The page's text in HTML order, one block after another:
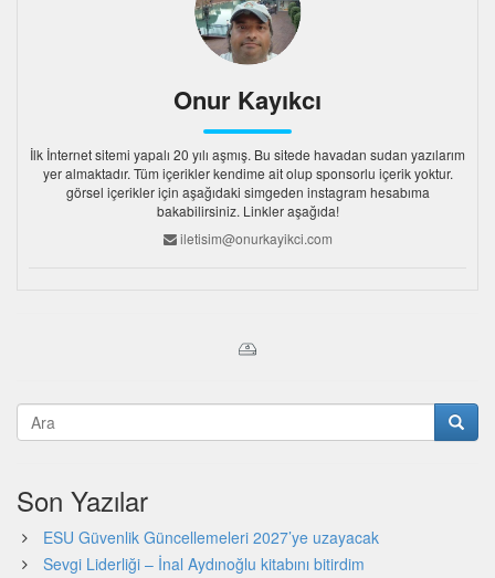
Onur Kayıkcı
İlk İnternet sitemi yapalı 20 yılı aşmış. Bu sitede havadan sudan yazılarım
yer almaktadır. Tüm içerikler kendime ait olup sponsorlu içerik yoktur.
görsel içerikler için aşağıdaki simgeden instagram hesabıma
bakabilirsiniz. Linkler aşağıda!
iletisim@onurkayikci.com
Son Yazılar
ESU Güvenlik Güncellemeleri 2027’ye uzayacak
Sevgi Liderliği – İnal Aydınoğlu kitabını bitirdim